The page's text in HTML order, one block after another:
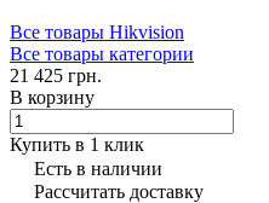
Все товары Hikvision
Все товары категории
21 425 грн.
В корзину
Купить в 1 клик
Есть в наличии
Рассчитать доставку